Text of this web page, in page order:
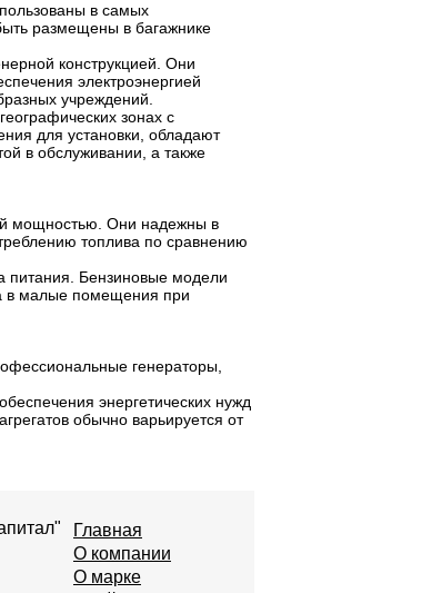
в самых
размещены в багажнике
конструкцией. Они
электроэнергией
учреждений.
зонах с
для установки, обладают
в обслуживании, а также
мощностью. Они надежны в
топлива по сравнению
питания. Бензиновые модели
в малые помещения при
генераторы,
энергетических нужд
обычно варьируется от
Главная
О компании
О марке